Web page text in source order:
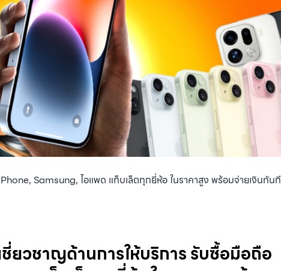
Samsung, ไอแพด แท็บเล็ตทุกยี่ห้อ ในราคาสูง พร้อมจ่ายเงินทันที
ยวชาญด้านการให้บริการ รับซื้อมือถือ